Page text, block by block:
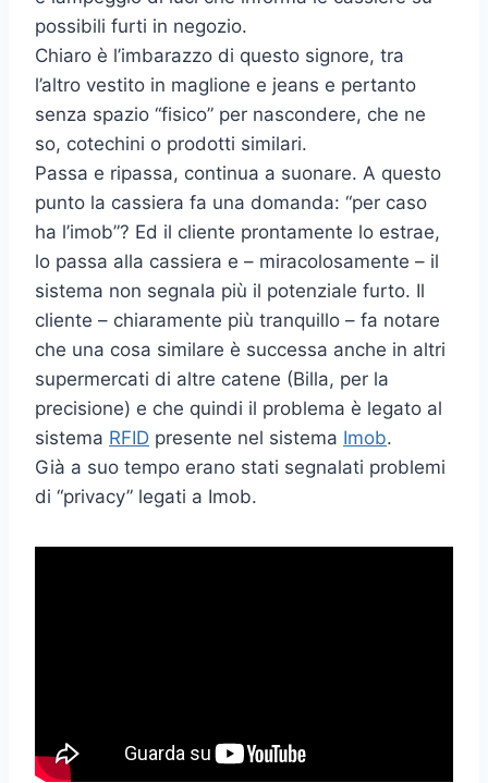
possibili furti in negozio.
Chiaro è l’imbarazzo di questo signore, tra
l’altro vestito in maglione e jeans e pertanto
senza spazio “fisico” per nascondere, che ne
so, cotechini o prodotti similari.
Passa e ripassa, continua a suonare. A questo
punto la cassiera fa una domanda: “per caso
ha l’imob”? Ed il cliente prontamente lo estrae,
lo passa alla cassiera e – miracolosamente – il
sistema non segnala più il potenziale furto. Il
cliente – chiaramente più tranquillo – fa notare
che una cosa similare è successa anche in altri
supermercati di altre catene (Billa, per la
precisione) e che quindi il problema è legato al
sistema RFID presente nel sistema Imob.
Già a suo tempo erano stati segnalati problemi
di “privacy” legati a Imob.